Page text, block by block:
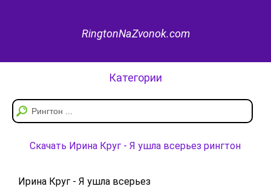
RingtonNaZvonok.com
Категории
Скачать Ирина Круг - Я ушла всерьез рингтон
Ирина Круг - Я ушла всерьез